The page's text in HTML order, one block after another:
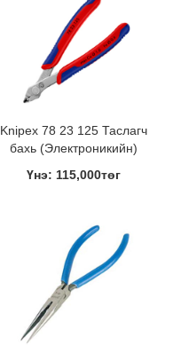
Knipex 78 23 125 Таслагч
бахь (Электроникийн)
Үнэ: 115,000төг